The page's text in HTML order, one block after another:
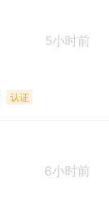
5小时前
认证
6小时前